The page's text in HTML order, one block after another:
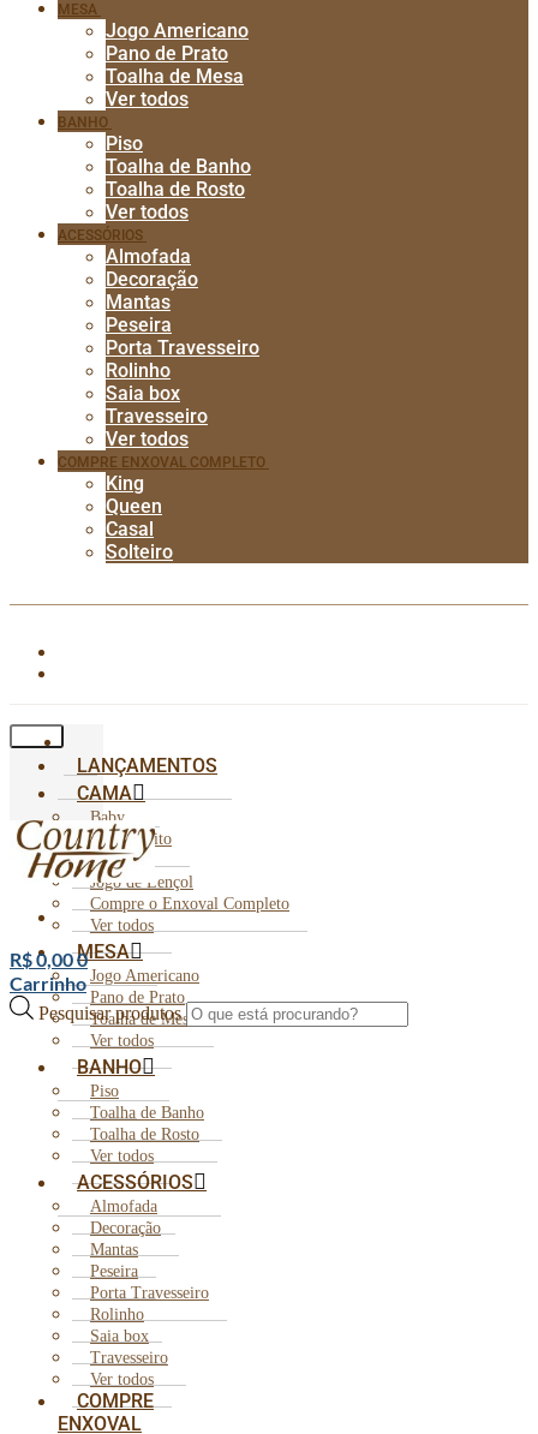
MESA
Jogo Americano
Pano de Prato
Toalha de Mesa
Ver todos
BANHO
Piso
Toalha de Banho
Toalha de Rosto
Ver todos
ACESSÓRIOS
Almofada
Decoração
Mantas
Peseira
Porta Travesseiro
Rolinho
Saia box
Travesseiro
Ver todos
COMPRE ENXOVAL COMPLETO
King
Queen
Casal
Solteiro
LANÇAMENTOS
CAMA
Baby
Cobre Leito
Edredom
Jogo de Lençol
Compre o Enxoval Completo
Ver todos
MESA
Jogo Americano
Pano de Prato
Toalha de Mesa
Ver todos
BANHO
Piso
Toalha de Banho
Toalha de Rosto
Ver todos
ACESSÓRIOS
Almofada
Decoração
Mantas
Peseira
Porta Travesseiro
Rolinho
Saia box
Travesseiro
Ver todos
COMPRE
ENXOVAL
R$0,000
Carrinho
Pesquisar produtos